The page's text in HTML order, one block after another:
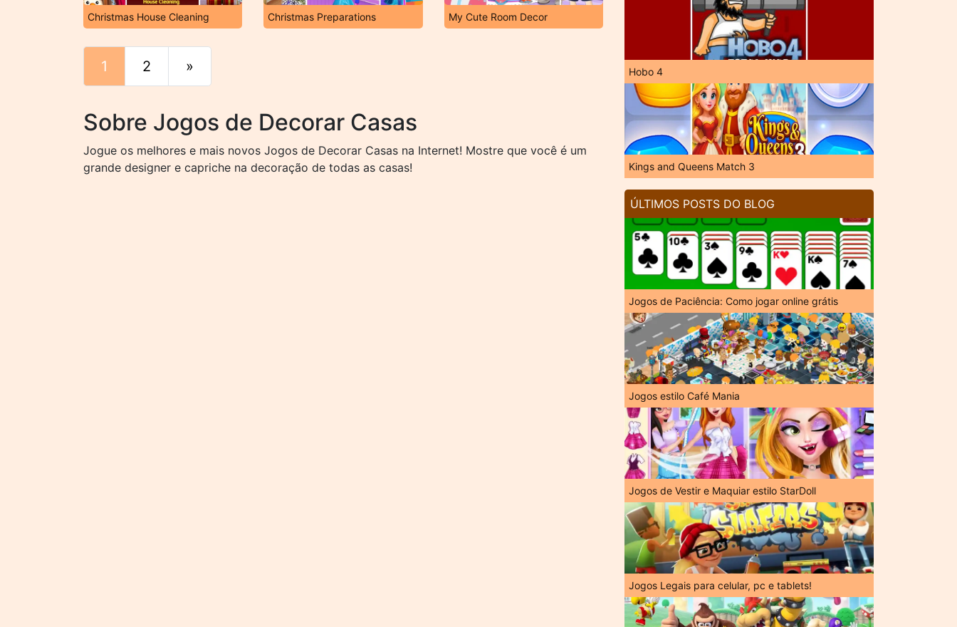
Christmas House Cleaning Christmas Preparations My Cute Room Decor
1 2 »
Sobre Jogos de Decorar Casas
Jogue os melhores e mais novos Jogos de Decorar Casas na Internet! Mostre que você é um
grande designer e capriche na decoração de todas as casas!
Hobo 4
Kings and Queens Match 3
ÚLTIMOS POSTS DO BLOG
Jogos de Paciência: Como jogar online grátis
Jogos estilo Café Mania
Jogos de Vestir e Maquiar estilo StarDoll
Jogos Legais para celular, pc e tablets!